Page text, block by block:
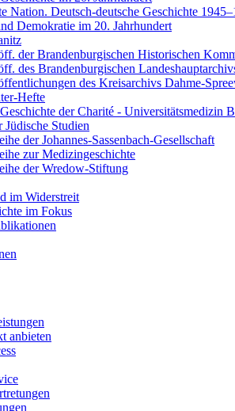
Nation. Deutsch-deutsche Geschichte
Demokratie im 20. Jahrhundert
der Brandenburgischen Historischen
des Brandenburgischen
des Kreisarchivs Dahme-
Hefte
der Charité - Universitätsmedizin
Jüdische Studien
der Johannes-Sassenbach-Gesellschaft
zur Medizingeschichte
der Wredow-Stiftung
im Widerstreit
im Fokus
anbieten